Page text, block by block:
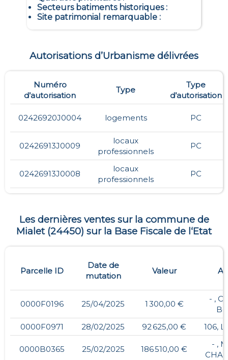
Secteurs batiments historiques:
Site patrimonial remarquable:
Autorisations d’Urbanisme délivrées
Numéro
d’autorisation
Type
Type
d’autorisation
02426920J0004 logements PC
02426913J0009
locaux
professionnels
PC
02426913J0008
locaux
professionnels
PC
Les dernières ventes sur la commune de
Mialet(24450) sur la Base Fiscale de l‘Etat
Parcelle ID
Date de
mutation
Valeur
0000F0196 25/04/2025 1 300,00 €
- ,
0000F0971
28/02/2025 92 625,00 € 106,
0000B0365 25/02/2025 186 510,00 €
- ,